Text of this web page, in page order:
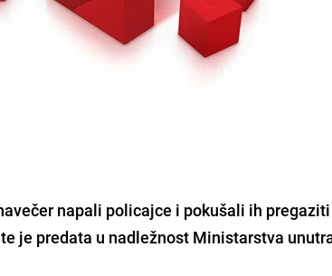
napali policajce i pokušali ih
je predata u nadležnost Ministarstva